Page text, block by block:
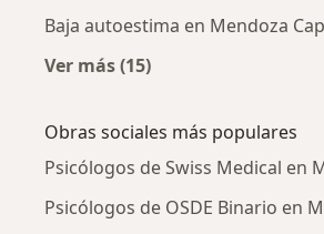
Baja autoestima en Mendoza
Ver más (15)
Obras sociales más populares
Psicólogos de Swiss Medical en
Psicólogos de OSDE Binario en